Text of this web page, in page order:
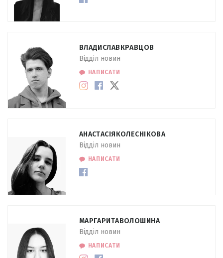
ВЛАДИСЛАВКРАВЦОВ
Відділ новин
НАПИСАТИ
АНАСТАСІЯКОЛЕСНІКОВА
Відділ новин
НАПИСАТИ
МАРГАРИТАВОЛОШИНА
Відділ новин
НАПИСАТИ